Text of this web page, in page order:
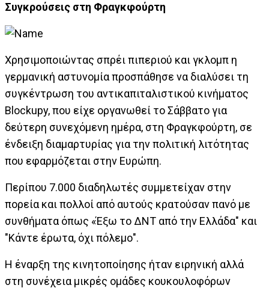
Συγκρούσεις στη Φραγκφούρτη
Χρησιμοποιώντας σπρέι πιπεριού και γκλομπ η
γερμανική αστυνομία προσπάθησε να διαλύσει τη
συγκέντρωση του αντικαπιταλιστικού κινήματος
Blockupy, που είχε οργανωθεί το Σάββατο για
δεύτερη συνεχόμενη ημέρα, στη Φραγκφούρτη, σε
ένδειξη διαμαρτυρίας για την πολιτική λιτότητας
που εφαρμόζεται στην Ευρώπη.
Περίπου 7.000 διαδηλωτές συμμετείχαν στην
πορεία και πολλοί από αυτούς κρατούσαν πανό με
συνθήματα όπως «Έξω το ΔΝΤ από την Ελλάδα" και
"Κάντε έρωτα, όχι πόλεμο".
Η έναρξη της κινητοποίησης ήταν ειρηνική αλλά
στη συνέχεια μικρές ομάδες κουκουλοφόρων